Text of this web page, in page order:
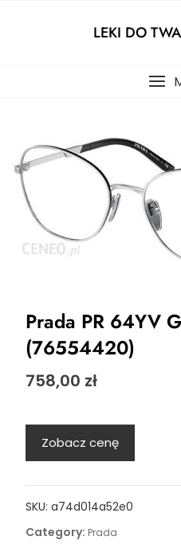
LEKI DO
Prada PR 64YV
(76554420)
758,00 zł
Zobacz cenę
SKU: a74d014a52e0
Category: Prada